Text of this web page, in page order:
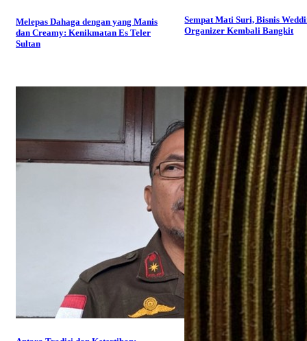
Melepas Dahaga dengan yang Manis
dan Creamy: Kenikmatan Es Teler
Sultan
Sempat Mati Suri, Bisnis
Organizer Kembali Bangkit